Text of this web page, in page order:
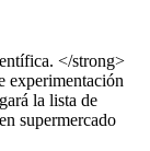
</strong>
experimentación
la lista de
supermercado